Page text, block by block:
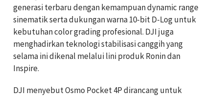
generasi terbaru dengan kemampuan dynamic range
sinematik serta dukungan warna 10-bit D-Log untuk
kebutuhan color grading profesional. DJI juga
menghadirkan teknologi stabilisasi canggih yang
selama ini dikenal melalui lini produk Ronin dan
Inspire.
DJI menyebut Osmo Pocket 4P dirancang untuk